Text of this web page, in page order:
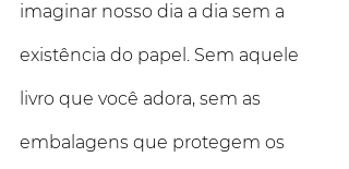
imaginar nosso dia a dia sem a
existência do papel. Sem aquele
livro que você adora, sem as
embalagens que protegem os